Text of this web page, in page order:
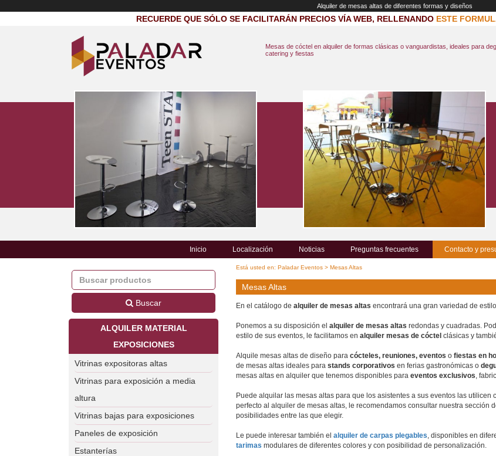
Alquiler de mesas altas de diferentes formas y diseños
RECUERDE QUE SÓLO SE FACILITARÁN PRECIOS VÍA WEB, RELLENANDO ESTE
Mesas de cóctel en alquiler de formas clásicas o vanguardistas, ideales para
catering y fiestas
Inicio Localización Noticias Preguntas frecuentes Contacto y
Buscar
ALQUILER MATERIAL
EXPOSICIONES
Vitrinas expositoras altas
Vitrinas para exposición a media
altura
Vitrinas bajas para exposiciones
Paneles de exposición
Estanterías
Está usted en: Paladar Eventos > Mesas Altas
Mesas Altas
En el catálogo de alquiler de mesas altas encontrará una gran variedad de
Ponemos a su disposición el alquiler de mesas altas redondas y cuadradas.
estilo de sus eventos, le facilitamos en alquiler mesas de cóctel clásicas y
Alquile mesas altas de diseño para cócteles, reuniones, eventos o fiestas en
de mesas altas ideales para stands corporativos en ferias gastronómicas o
mesas altas en alquiler que tenemos disponibles para eventos exclusivos,
Puede alquilar las mesas altas para que los asistentes a sus eventos las
perfecto al alquiler de mesas altas, le recomendamos consultar nuestra sección
posibilidades entre las que elegir.
Le puede interesar también el alquiler de carpas plegables, disponibles en
tarimas modulares de diferentes colores y con posibilidad de personalización.